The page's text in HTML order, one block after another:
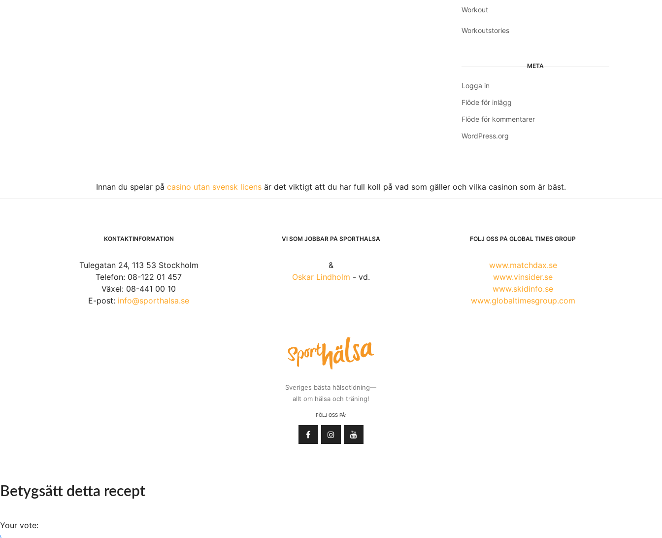
Workout
Workoutstories
META
Logga in
Flöde för inlägg
Flöde för kommentarer
WordPress.org
Innan du spelar på casino utan svensk licens är det viktigt att du har full koll på vad som gäller och vilka casinon som är bäst.
KONTAKTINFORMATION
Tulegatan 24, 113 53 Stockholm
Telefon: 08-122 01 457
Växel: 08-441 00 10
E-post: info@sporthalsa.se
VI SOM JOBBAR PÅ SPORTHÄLSA
&
Oskar Lindholm - vd.
Sveriges bästa hälsotidning—
allt om hälsa och träning!
FÖLJ OSS PÅ:
FÖLJ OSS PÅ GLOBAL TIMES GROUP
www.matchdax.se
www.vinsider.se
www.skidinfo.se
www.globaltimesgroup.com
Betygsätt detta recept
Your vote: